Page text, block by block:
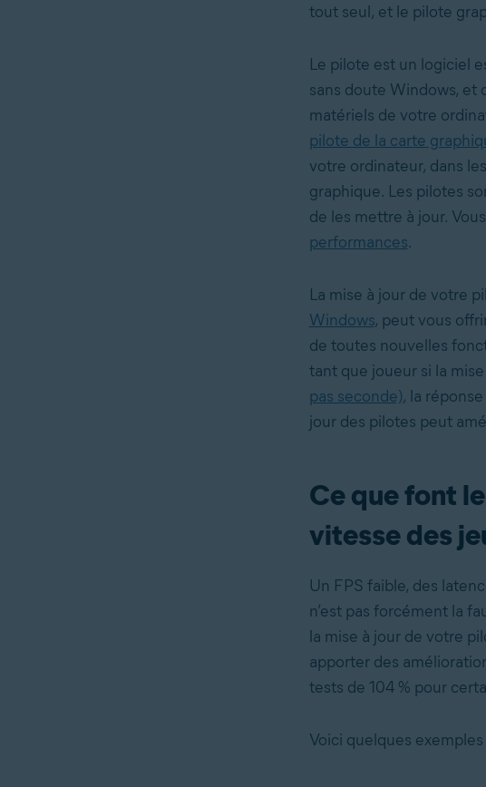
tout seul, et le pilote
Le pilote est un logiciel
sans doute Windows, et
matériels de votre
pilote de la carte
votre ordinateur, dans
graphique. Les pilotes
de les mettre à jour.
performances.
La mise à jour de votre
Windows, peut vous
de toutes nouvelles
tant que joueur si la
pas seconde), la
jour des pilotes peut
Ce que font
vitesse des
Un FPS faible, des
n’est pas forcément la
la mise à jour de votre
apporter des
tests de 104 % pour
Voici quelques exemples